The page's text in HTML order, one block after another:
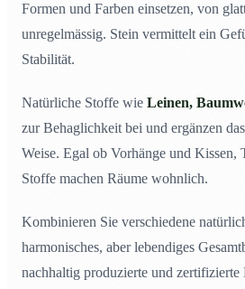
Formen und Farben einsetzen, von
unregelmässig. Stein vermittelt ein
Stabilität.
Natürliche Stoffe wie Leinen,
zur Behaglichkeit bei und ergänzen
Weise. Egal ob Vorhänge und Kissen,
Stoffe machen Räume wohnlich.
Kombinieren Sie verschiedene
harmonisches, aber lebendiges
nachhaltig produzierte und zertifizierte